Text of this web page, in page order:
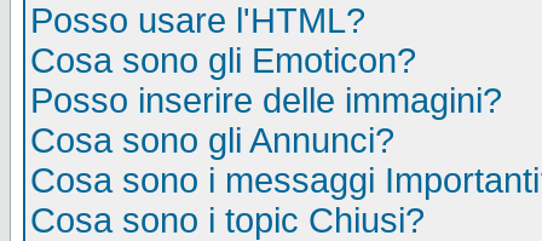
Posso usare l'HTML?
Cosa sono gli Emoticon?
Posso inserire delle immagini?
Cosa sono gli Annunci?
Cosa sono i messaggi
Cosa sono i topic Chiusi?